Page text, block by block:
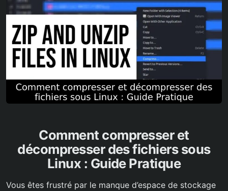
Comment compresser et
décompresser des fichiers sous
Linux : Guide Pratique
Vous êtes frustré par le manque d’espace de stockage